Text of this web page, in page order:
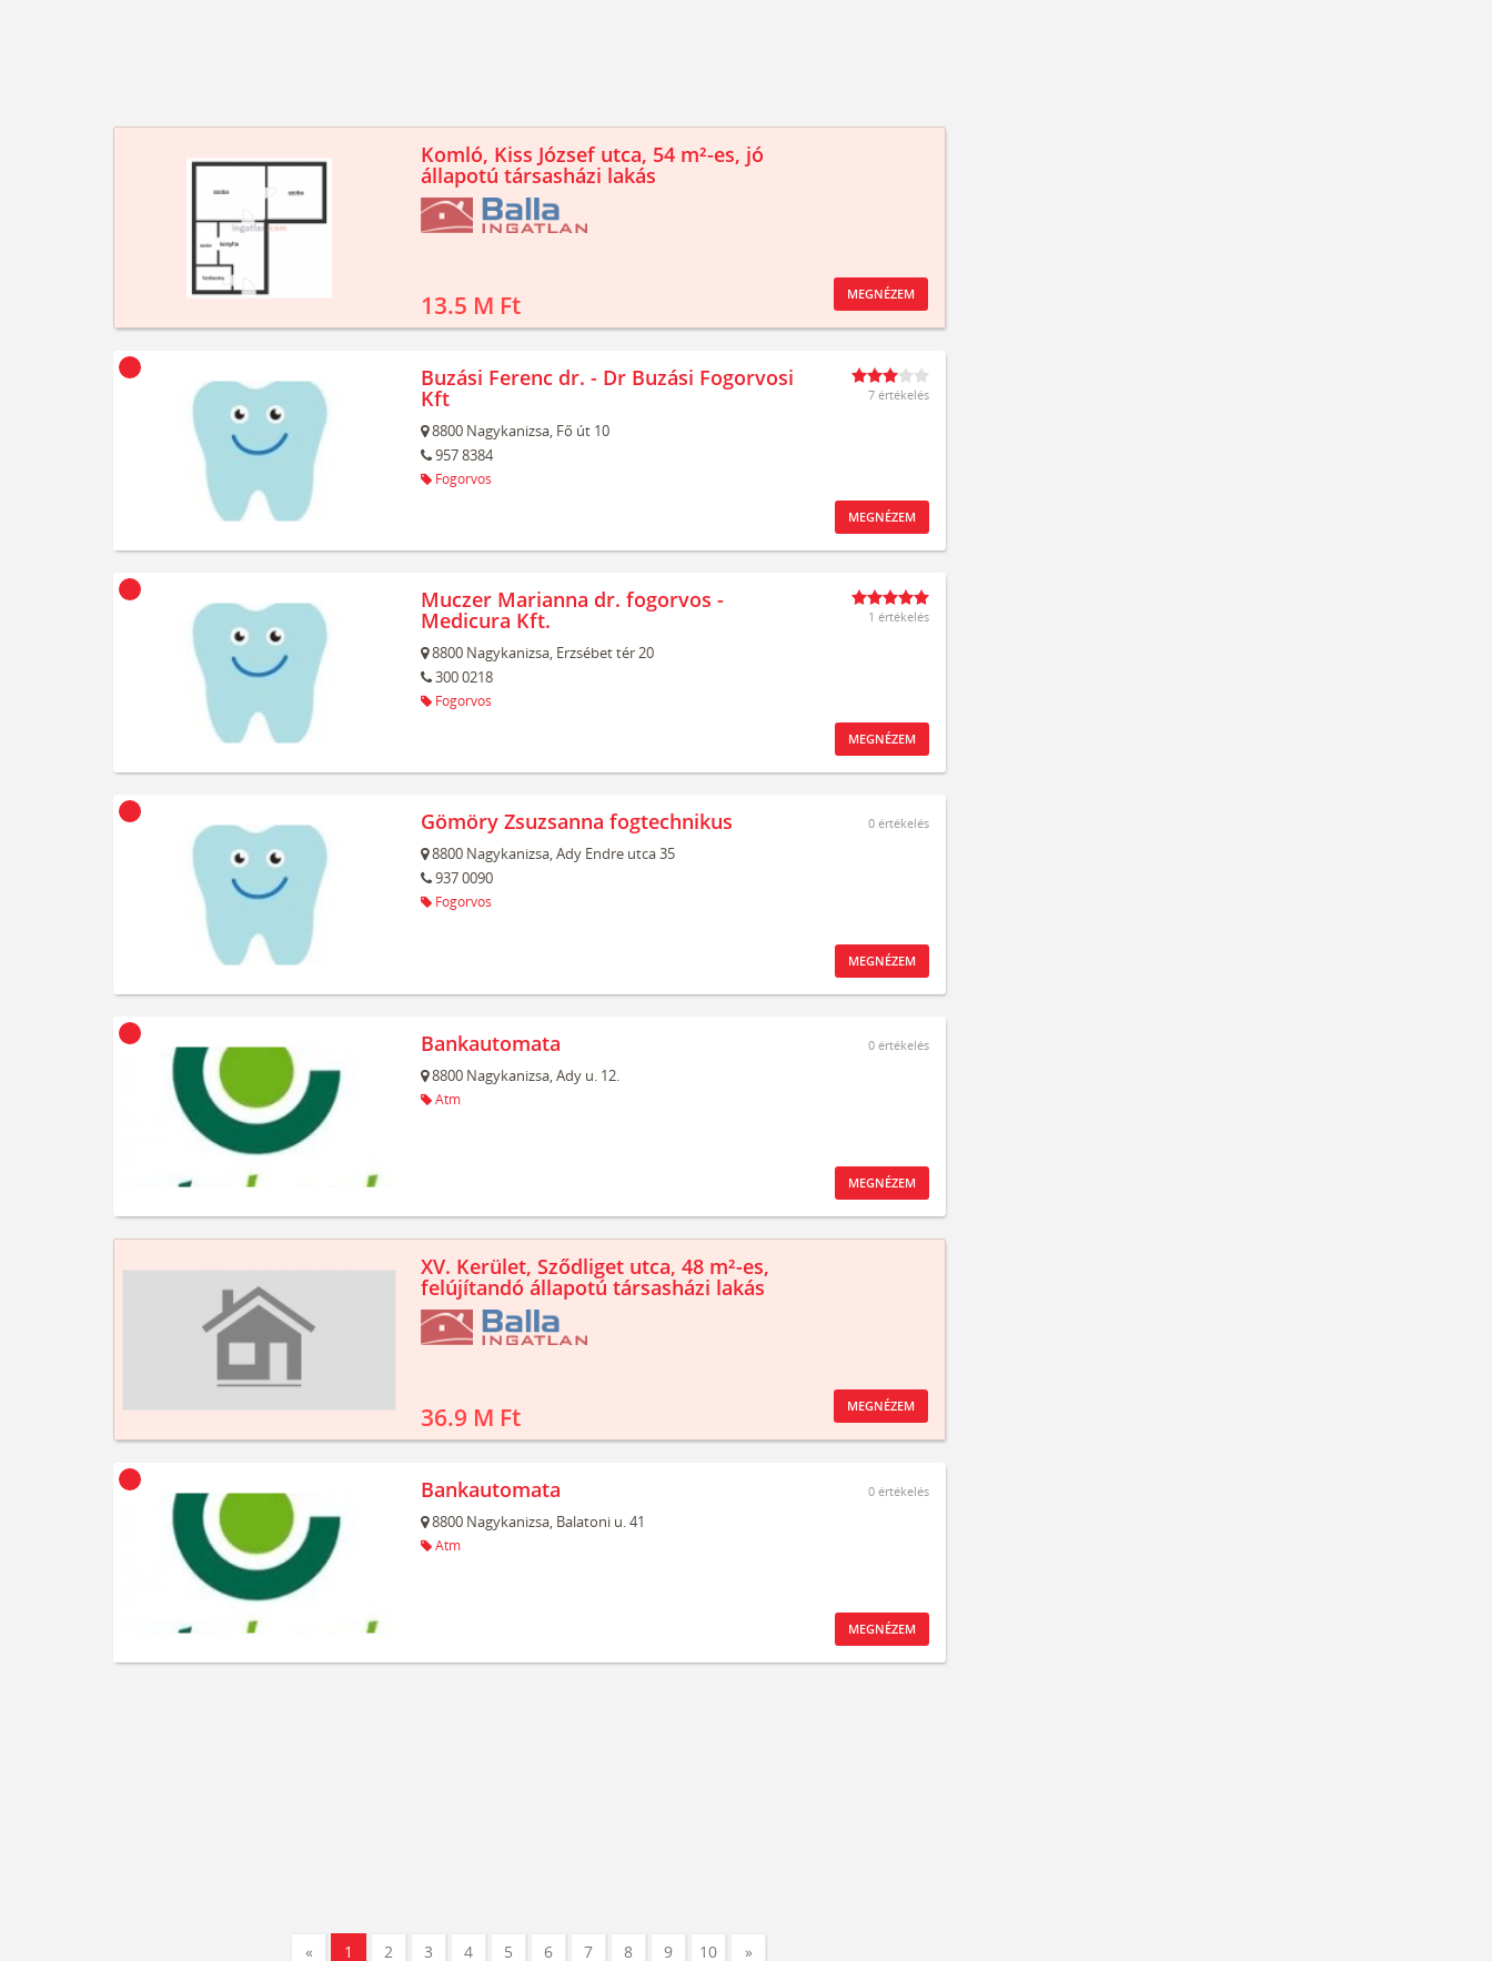
Komló, Kiss József utca, 54 m²-es, jó
állapotú társasházi lakás
13.5 M Ft MEGNÉZEM
Buzási Ferenc dr. - Dr Buzási Fogorvosi
Kft
8800 Nagykanizsa, Fő út 10
957 8384
Fogorvos
7 értékelés
MEGNÉZEM
Muczer Marianna dr. fogorvos -
Medicura Kft.
8800 Nagykanizsa, Erzsébet tér 20
300 0218
Fogorvos
1 értékelés
MEGNÉZEM
Gömöry Zsuzsanna fogtechnikus
8800 Nagykanizsa,Ady Endre utca 35
937 0090
Fogorvos
0 értékelés
MEGNÉZEM
Bankautomata
8800 Nagykanizsa,Ady u. 12.
Atm
0 értékelés
MEGNÉZEM
XV. Kerület, Sződliget utca, 48 m²-es,
felújítandó állapotú társasházi lakás
36.9 M Ft MEGNÉZEM
Bankautomata
8800 Nagykanizsa, Balatoni u. 41
Atm
0 értékelés
MEGNÉZEM
« 1 2 3 4 5 6 7 8 9 10 »